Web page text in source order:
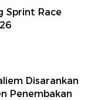
Sprint Race
Disarankan
Penembakan